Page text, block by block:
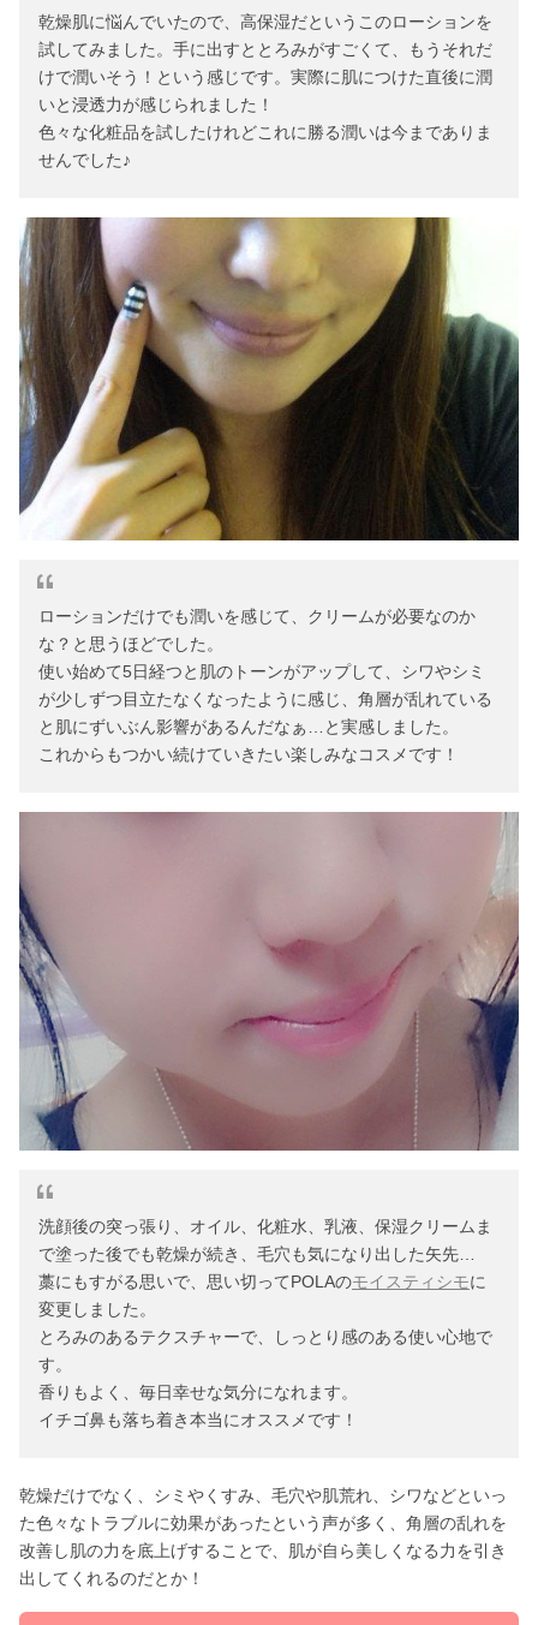
乾燥肌に悩んでいたので、高保湿だというこのローションを
試してみました。手に出すととろみがすごくて、もうそれだ
けで潤いそう！という感じです。実際に肌につけた直後に潤
いと浸透力が感じられました！
色々な化粧品を試したけれどこれに勝る潤いは今までありま
せんでした♪
ローションだけでも潤いを感じて、クリームが必要なのか
な？と思うほどでした。
使い始めて5日経つと肌のトーンがアップして、シワやシミ
が少しずつ目立たなくなったように感じ、角層が乱れている
と肌にずいぶん影響があるんだなぁ…と実感しました。
これからもつかい続けていきたい楽しみなコスメです！
洗顔後の突っ張り、オイル、化粧水、乳液、保湿クリームま
で塗った後でも乾燥が続き、毛穴も気になり出した矢先…
藁にもすがる思いで、思い切ってPOLAのモイスティシモに
変更しました。
とろみのあるテクスチャーで、しっとり感のある使い心地で
す。
香りもよく、毎日幸せな気分になれます。
イチゴ鼻も落ち着き本当にオススメです！
乾燥だけでなく、シミやくすみ、毛穴や肌荒れ、シワなどといっ
た色々なトラブルに効果があったという声が多く、角層の乱れを
改善し肌の力を底上げすることで、肌が自ら美しくなる力を引き
出してくれるのだとか！